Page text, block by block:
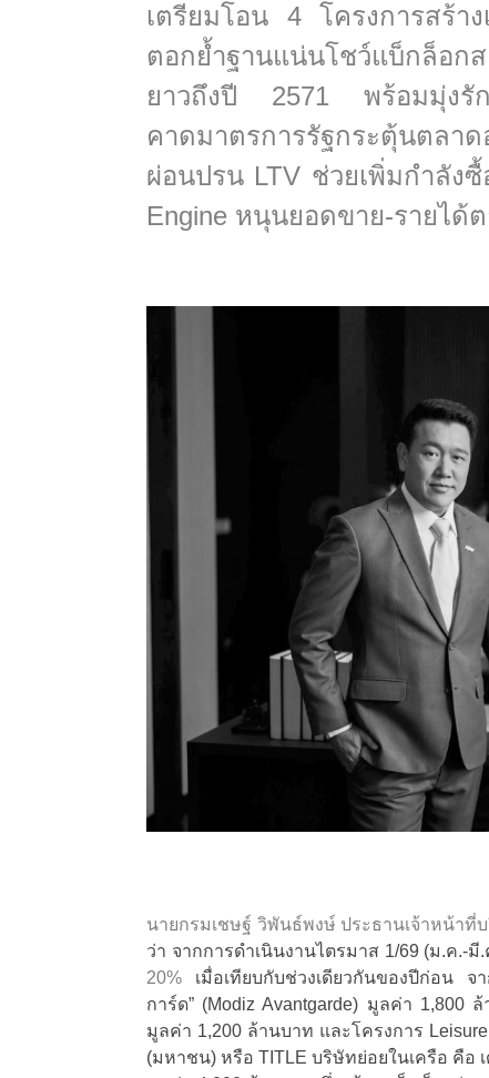
เตรียมโอน 4 โครงการสร้า
ตอกย้ำฐานแน่นโชว์แบ็กล็อก
ยาวถึงปี 2571 พร้อมมุ่งรัก
คาดมาตรการรัฐกระตุ้นตลา
ผ่อนปรน LTV ช่วยเพิ่มกำลัง
Engine หนุนยอดขาย-รายได้ต
นายกรมเชษฐ์ วิพันธ์พงษ์ ประธานเจ้าหน้าที่
ว่า จากการดำเนินงานไตรมาส 1/69 (ม.ค.-มี
20% เมื่อเทียบกับช่วงเดียวกันของปีก่อน จ
การ์ด” (Modiz Avantgarde) มูลค่า 1,800
มูลค่า 1,200 ล้านบาท และโครงการ
(มหาชน) หรือ TITLE บริษัทย่อยในเครือ คือ เ